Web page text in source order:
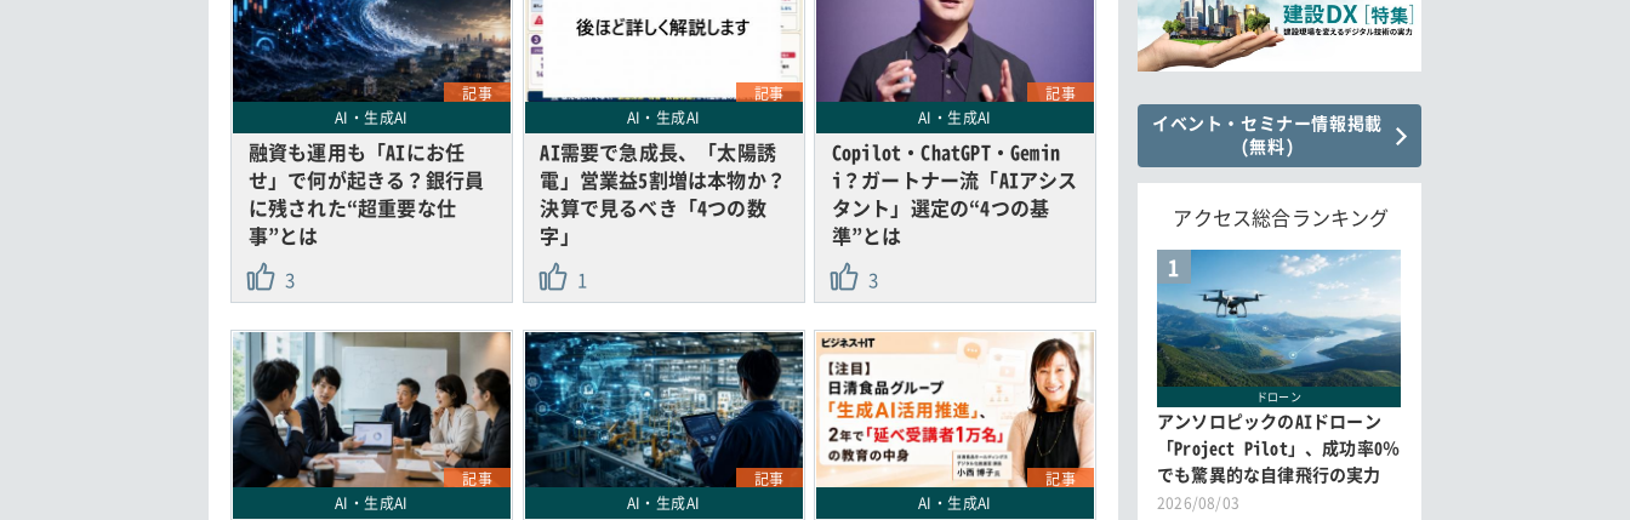
記事
AI・生成AI
融資も運用も「AIにお任
せ」で何が起きる？銀行員
に残された“超重要な仕
事”とは
3
記事
AI・生成AI
AI需要で急成長、「太陽誘
電」営業益5割増は本物か？
決算で見るべき「4つの数
字」
1
記事
AI・生成AI
Copilot・ChatGPT・Gemin
i？ガートナー流「AIアシス
タント」選定の“4つの基
準”とは
3
記事
AI・生成AI
記事
AI・生成AI
記事
AI・生成AI
イベント・セミナー情報掲載
(無料)
アクセス総合ランキング
1
ドローン
アンソロピックのAIドローン
「Project Pilot」、成功率0％
でも驚異的な自律飛行の実力
2026/08/03